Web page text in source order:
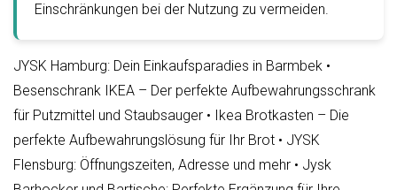
Einschränkungen bei der Nutzung zu vermeiden.
JYSK Hamburg: Dein Einkaufsparadies in Barmbek •
Besenschrank IKEA – Der perfekte Aufbewahrungsschrank
für Putzmittel und Staubsauger •
Ikea Brotkasten – Die
perfekte Aufbewahrungslösung für Ihr Brot • JYSK
Flensburg: Öffnungszeiten, Adresse und mehr • Jysk